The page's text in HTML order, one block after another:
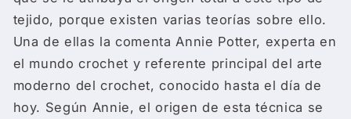
tejido, porque existen varias teorías sobre ello.
Una de ellas la comenta Annie Potter, experta en
el mundo crochet y referente principal del arte
moderno del crochet, conocido hasta el día de
hoy. Según Annie, el origen de esta técnica se